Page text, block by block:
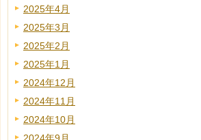
2025年4月
2025年3月
2025年2月
2025年1月
2024年12月
2024年11月
2024年10月